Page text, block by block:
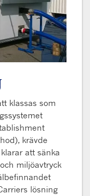
klassas som
krävde
att sänka
miljöavtryck
lösning